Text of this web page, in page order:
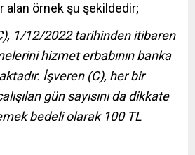
alan örnek şu şekildedir;
1/12/2022 tarihinden itibaren
hizmet erbabının banka
İşveren (C), her bir
gün sayısını da dikkate
bedeli olarak 100 TL